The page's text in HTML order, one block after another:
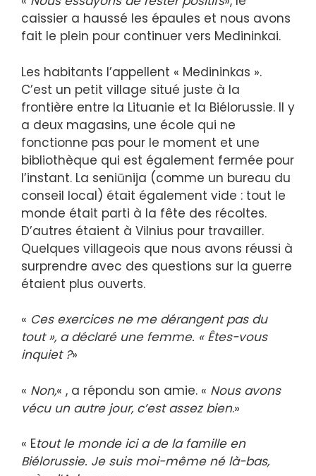
caissier a haussé les épaules et nous avons
fait le plein pour continuer vers Medininkai.
Les habitants l’appellent « Medininkas ».
C’est un petit village situé juste à la
frontière entre la Lituanie et la Biélorussie. Il y
a deux magasins, une école qui ne
fonctionne pas pour le moment et une
bibliothèque qui est également fermée pour
l’instant. La seniūnija (comme un bureau du
conseil local) était également vide : tout le
monde était parti à la fête des récoltes.
D’autres étaient à Vilnius pour travailler.
Quelques villageois que nous avons réussi à
surprendre avec des questions sur la guerre
étaient plus ouverts.
« Ces exercices ne me dérangent pas du
tout », a déclaré une femme. « Êtes-vous
inquiet ?»
« Non,« , a répondu son amie. « Nous avons
vécu un autre jour, c’est assez bien.»
« Etout le monde ici a de la famille en
Biélorussie. Je suis moi-même né là-bas,